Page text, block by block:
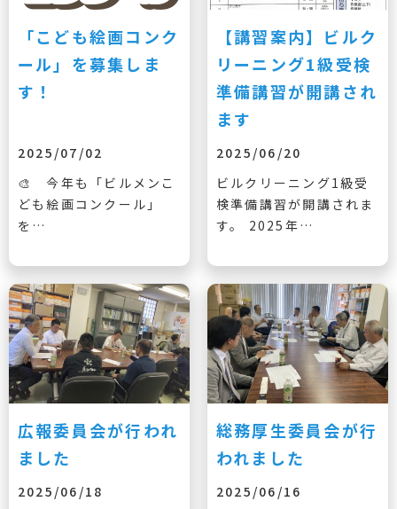
「こども絵画コンク
ール」を募集しま
す！
2025/07/02
🎨 今年も「ビルメンこ
ども絵画コンクール」
を…
【講習案内】ビルク
リーニング1級受検
準備講習が開講され
ます
2025/06/20
ビルクリーニング1級受
検準備講習が開講されま
す。 2025年…
広報委員会が行われ
ました
2025/06/18
総務厚生委員会が行
われました
2025/06/16